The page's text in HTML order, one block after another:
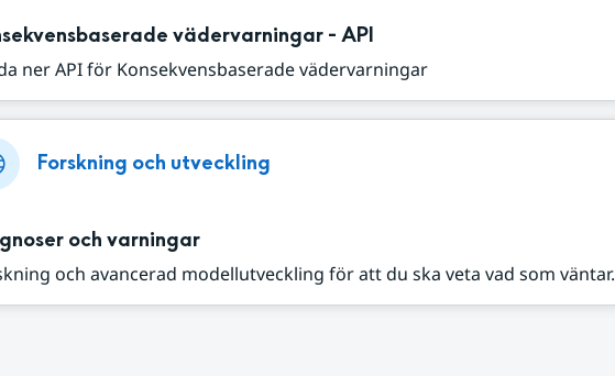
vädervarningar - API
ner API för Konsekvensbaserade vädervarningar
Forskning och utveckling
och varningar
och avancerad modellutveckling för att du ska veta vad som väntar.